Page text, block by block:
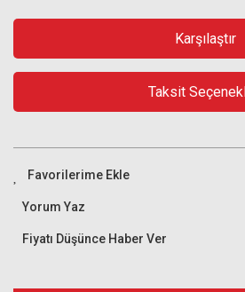
Karşılaştır
Taksit
Yorum Yaz
Fiyatı Düşünce Haber Ver